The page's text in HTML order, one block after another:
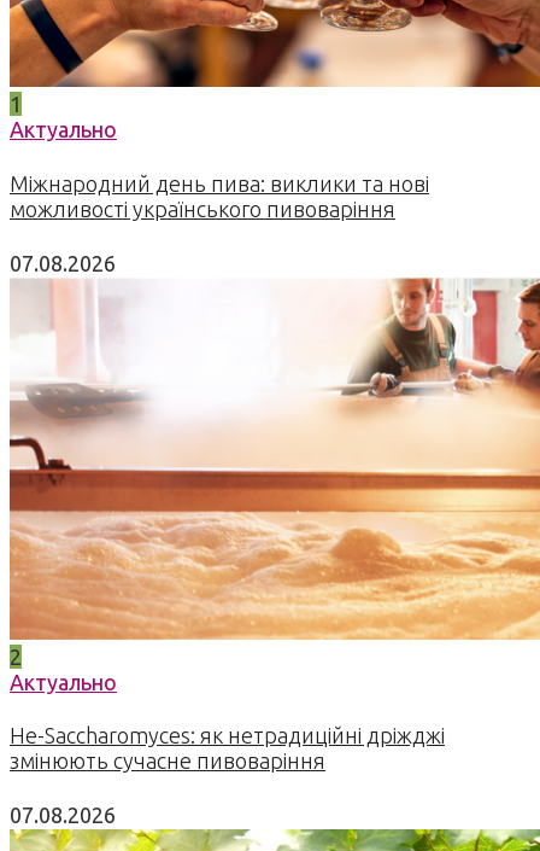
1
Актуально
Міжнародний день пива: виклики та нові
можливості українського пивоваріння
07.08.2026
2
Актуально
Не-Saccharomyces: як нетрадиційні дріжджі
змінюють сучасне пивоваріння
07.08.2026